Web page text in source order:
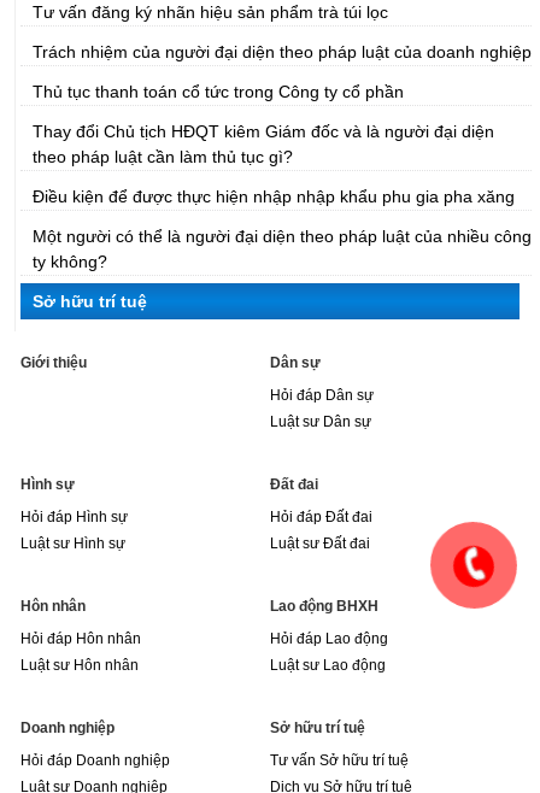
Tư vấn đăng ký nhãn hiệu sản phẩm trà túi lọc
Trách nhiệm của người đại diện theo pháp luật của doanh nghiệp
Thủ tục thanh toán cổ tức trong Công ty cổ phần
Thay đổi Chủ tịch HĐQT kiêm Giám đốc và là người đại diện
theo pháp luật cần làm thủ tục gì?
Điều kiện để được thực hiện nhập nhập khẩu phu gia pha xăng
Một người có thể là người đại diện theo pháp luật của nhiều công
ty không?
Sở hữu trí tuệ
Giới thiệu
Dân sự
Hỏi đáp Dân sự
Luật sư Dân sự
Hình sự
Hỏi đáp Hình sự
Luật sư Hình sự
Đất đai
Hỏi đáp Đất đai
Luật sư Đất đai
Hôn nhân
Hỏi đáp Hôn nhân
Luật sư Hôn nhân
Lao động BHXH
Hỏi đáp Lao động
Luật sư Lao động
Doanh nghiệp
Hỏi đáp Doanh nghiệp
Luật sư Doanh nghiệp
Sở hữu trí tuệ
Tư vấn Sở hữu trí tuệ
Dịch vụ Sở hữu trí tuệ